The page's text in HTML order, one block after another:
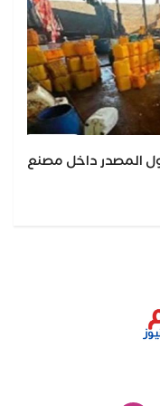
مجهول المصدر داخل مصنع